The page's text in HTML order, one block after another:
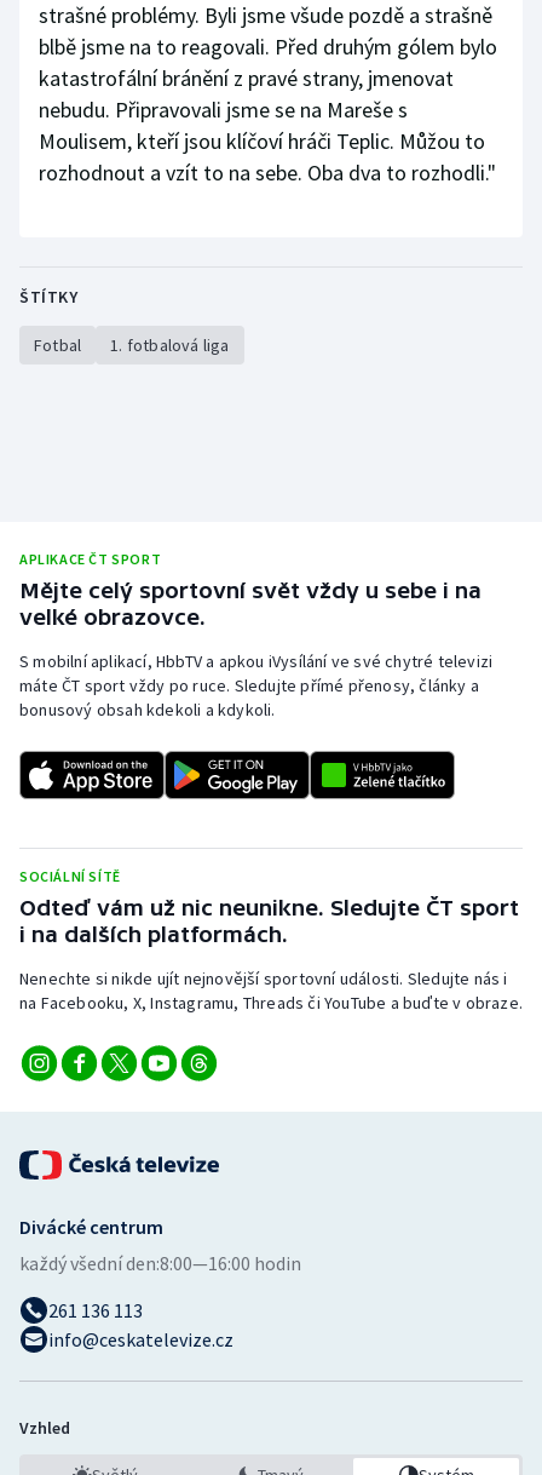
strašné problémy. Byli jsme všude pozdě a strašně
blbě jsme na to reagovali. Před druhým gólem bylo
katastrofální bránění z pravé strany, jmenovat
nebudu. Připravovali jsme se na Mareše s
Moulisem, kteří jsou klíčoví hráči Teplic. Můžou to
rozhodnout a vzít to na sebe. Oba dva to rozhodli."
ŠTÍTKY
Fotbal 1. fotbalová liga
APLIKACE ČT SPORT
Mějte celý sportovní svět vždy u sebe i na
velké obrazovce.
S mobilní aplikací, HbbTV a apkou iVysílání ve své chytré televizi
máte ČT sport vždy po ruce. Sledujte přímé přenosy, články a
bonusový obsah kdekoli a kdykoli.
SOCIÁLNÍ SÍTĚ
Odteď vám už nic neunikne. Sledujte ČT sport
i na dalších platformách.
Nenechte si nikde ujít nejnovější sportovní události. Sledujte nás i
na Facebooku, X, Instagramu, Threads či YouTube a buďte v obraze.
Divácké centrum
každý všední den:8:00—16:00 hodin
261 136 113
info@ceskatelevize.cz
Vzhled